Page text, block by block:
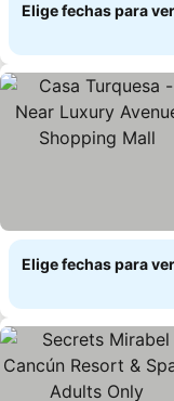
Elige fechas para
Elige fechas para